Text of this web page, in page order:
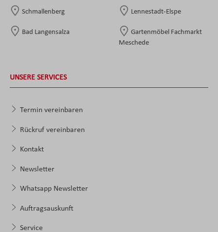
Schmallenberg Lennestadt-Elspe
Bad Langensalza
Gartenmöbel Fachmarkt
Meschede
UNSERE SERVICES
Termin vereinbaren
Rückruf vereinbaren
Kontakt
Newsletter
Whatsapp Newsletter
Auftragsauskunft
Service